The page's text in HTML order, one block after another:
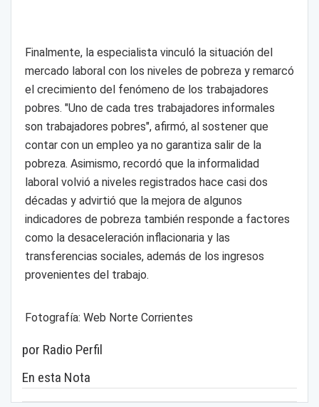
Finalmente, la especialista vinculó la situación del
mercado laboral con los niveles de pobreza y remarcó
el crecimiento del fenómeno de los trabajadores
pobres. "Uno de cada tres trabajadores informales
son trabajadores pobres", afirmó, al sostener que
contar con un empleo ya no garantiza salir de la
pobreza. Asimismo, recordó que la informalidad
laboral volvió a niveles registrados hace casi dos
décadas y advirtió que la mejora de algunos
indicadores de pobreza también responde a factores
como la desaceleración inflacionaria y las
transferencias sociales, además de los ingresos
provenientes del trabajo.
Fotografía: Web Norte Corrientes
por Radio Perfil
En esta Nota